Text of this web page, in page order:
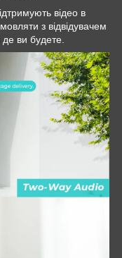
відео в
з відвідувачем
ви будете.